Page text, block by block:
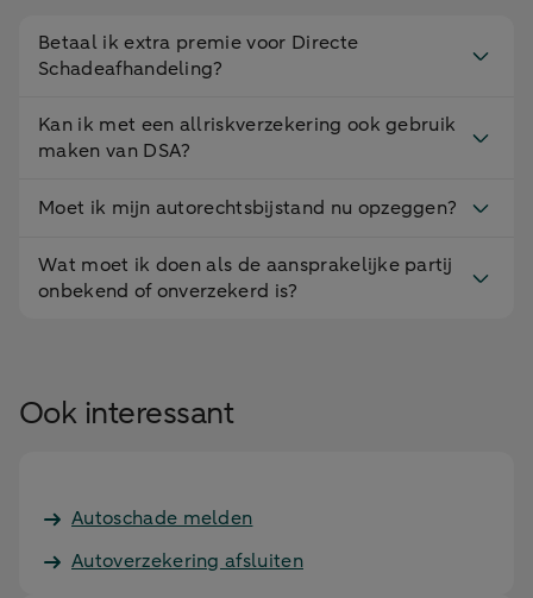
Betaal ik extra premie voor Directe
Schadeafhandeling?
Kan ik met een allriskverzekering ook gebruik
maken van DSA?
Moet ik mijn autorechtsbijstand nu opzeggen?
Wat moet ik doen als de aansprakelijke partij
onbekend of onverzekerd is?
Ook interessant
Autoschade melden
Autoverzekering afsluiten